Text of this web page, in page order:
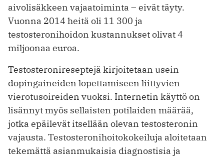
aivolisäkkeen vajaatoiminta – eivät täyty.
Vuonna 2014 heitä oli 11 300 ja
testosteronihoidon kustannukset olivat 4
miljoonaa euroa.
Testosteronireseptejä kirjoitetaan usein
dopingaineiden lopettamiseen liittyvien
vierotusoireiden vuoksi. Internetin käyttö on
lisännyt myös sellaisten potilaiden määrää,
jotka epäilevät itsellään olevan testosteronin
vajausta. Testosteronihoitokokeiluja aloitetaan
tekemättä asianmukaisia diagnostisia ja